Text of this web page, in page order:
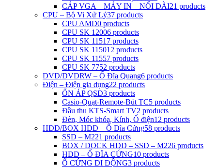
CÁP VGA – MÁY IN – NỐI DÀI21 products
CPU – Bộ Vi Xử Lý37 products
CPU AMD0 products
CPU SK 12006 products
CPU SK 1151 7 products
CPU SK 115012 products
CPU SK 11557 products
CPU SK 7752 products
DVD/DVDRW – Ổ Đĩa Quang6 products
Điện – Điện gia dụng22 products
ỔN ÁP QSD3 products
Casio-Quạt-Remote-Bút TC5 products
Đầu thu KTS-Smart TV2 products
Đèn, Móc khóa, Kính, Ổ điện12 products
HDD/BOX HDD – Ổ Đĩa Cứng58 products
SSD – M221 products
BOX / DOCK HDD – SSD – M226 products
HDD – Ổ ĐĨA CỨNG10 products
Ổ CỨNG DI ĐỘNG3 products